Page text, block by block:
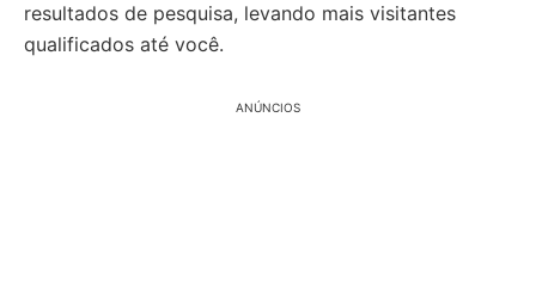
resultados de pesquisa, levando mais visitantes
qualificados até você.
ANÚNCIOS